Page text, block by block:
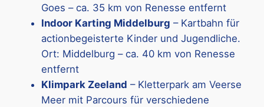
Goes – ca. 35 km von Renesse entfernt
Indoor Karting Middelburg – Kartbahn für
actionbegeisterte Kinder und Jugendliche.
Ort: Middelburg – ca. 40 km von Renesse
entfernt
Klimpark Zeeland – Kletterpark am Veerse
Meer mit Parcours für verschiedene